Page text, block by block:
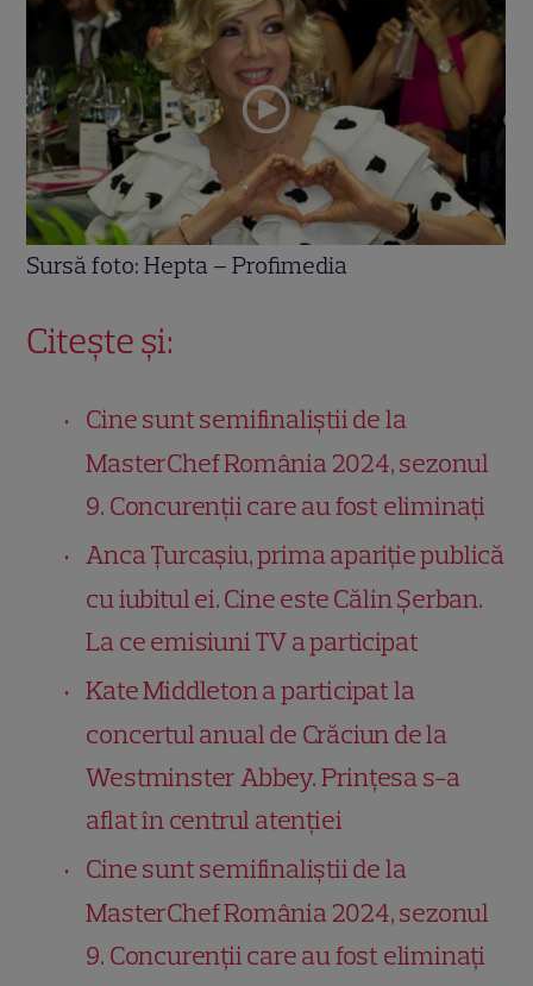
Sursă foto: Hepta – Profimedia
Citește și:
Cine sunt semifinaliștii de la
MasterChef România 2024, sezonul
9. Concurenții care au fost eliminați
Anca Țurcașiu, prima apariție publică
cu iubitul ei. Cine este Călin Șerban.
La ce emisiuni TV a participat
Kate Middleton a participat la
concertul anual de Crăciun de la
Westminster Abbey. Prințesa s-a
aflat în centrul atenției
Cine sunt semifinaliștii de la
MasterChef România 2024, sezonul
9. Concurenții care au fost eliminați